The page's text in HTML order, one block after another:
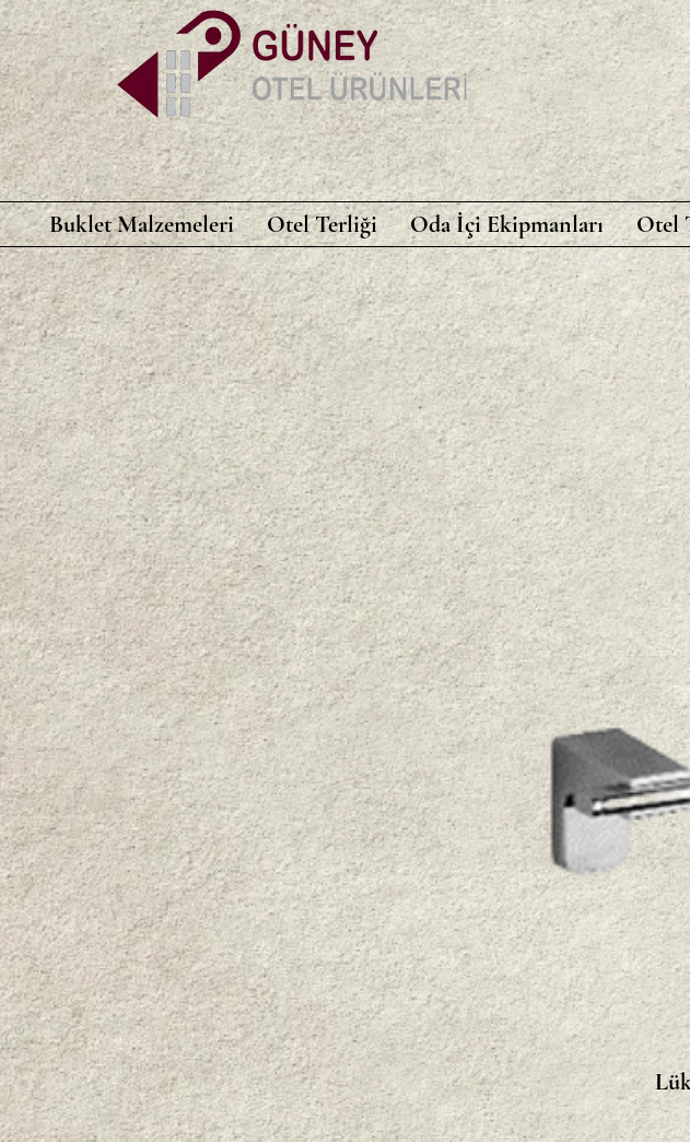
Buklet Malzemeleri Otel Terliği Oda İçi Ekipmanları Otel